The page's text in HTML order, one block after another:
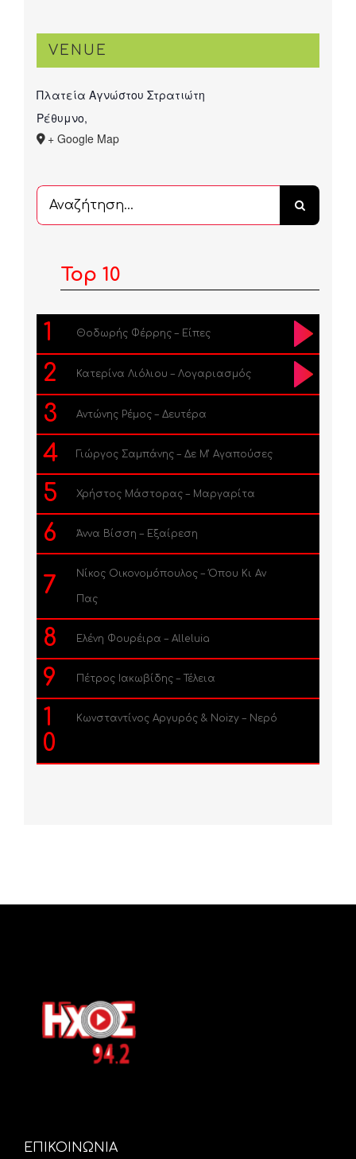
VENUE
Πλατεία Αγνώστου Στρατιώτη
Ρέθυμνο,
+ Google Map
Αναζήτηση
...
Top 10
1 Θοδωρής Φέρρης – Είπες
2 Κατερίνα Λιόλιου – Λογαριασμός
3 Αντώνης Ρέμος – Δευτέρα
4 Γιώργος Σαμπάνης – Δε Μ’ Αγαπούσες
5 Χρήστος Μάστορας – Μαργαρίτα
6 Άννα Βίσση – Εξαίρεση
7 Νίκος Οικονομόπουλος – Όπου Κι Αν
Πας
8 Ελένη Φουρέιρα – Alleluia
9 Πέτρος Ιακωβίδης – Τέλεια
1
0
Κωνσταντίνος Αργυρός & Noizy – Νερό
ΕΠΙΚΟΙΝΩΝΙΑ